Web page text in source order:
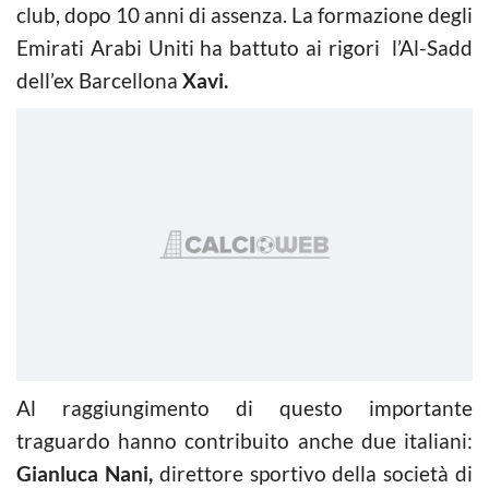
club, dopo 10 anni di assenza. La formazione degli
Emirati Arabi Uniti ha battuto ai rigori l’Al-Sadd
dell’ex Barcellona Xavi.
Al raggiungimento di questo importante
traguardo hanno contribuito anche due italiani:
Gianluca Nani,direttore sportivo della società di